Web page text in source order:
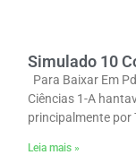
Simulado 10
Para Baixar Em
Ciências 1-A
principalmente por
Leia mais »